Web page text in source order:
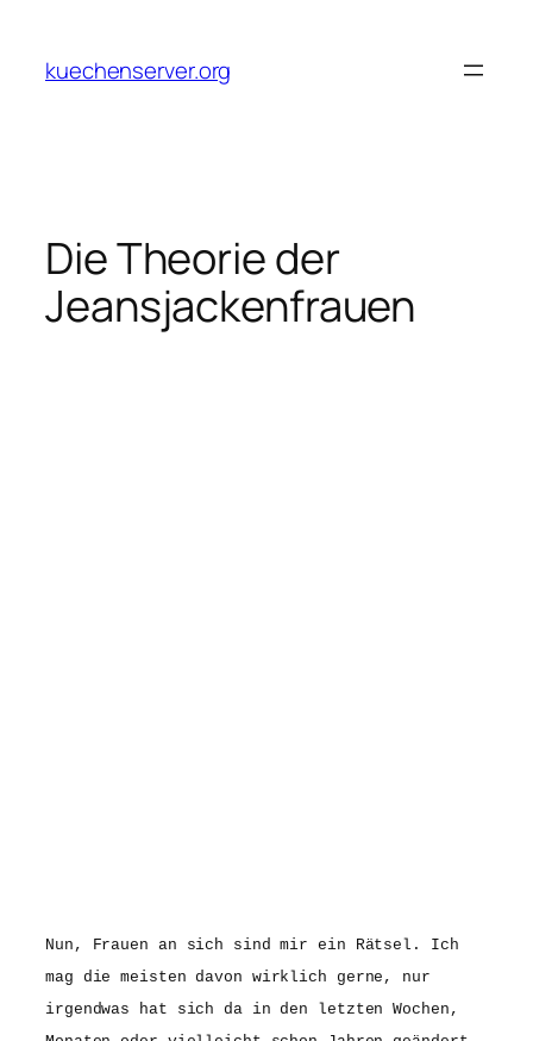
content
kuechenserver.org
Die Theorie der
Jeansjackenfrauen
Nun, Frauen an sich sind mir ein Rätsel. Ich
mag die meisten davon wirklich gerne, nur
irgendwas hat sich da in den letzten Wochen,